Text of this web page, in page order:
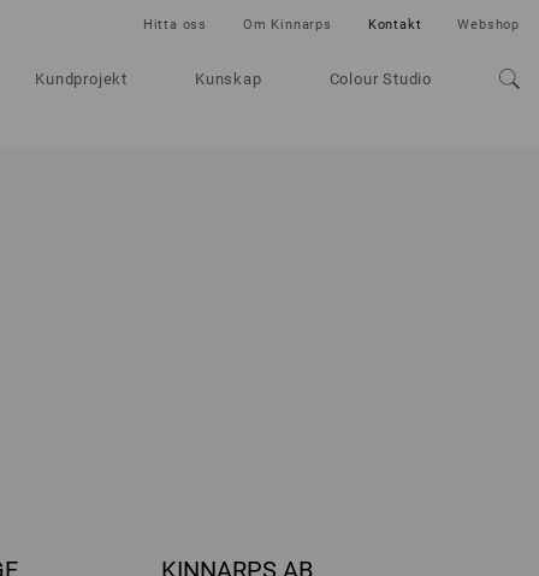
Kundprojekt Kunskap Colour Studio
Hitta oss Om Kinnarps Kontakt Webshop
KINNARPS AB